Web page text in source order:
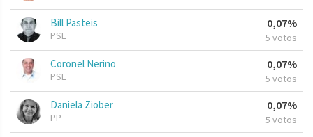
Bill Pasteis
PSL
0,07%
5 votos
Coronel Nerino
PSL
0,07%
5 votos
Daniela Ziober
PP
0,07%
5 votos